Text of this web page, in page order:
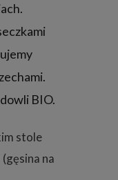
BIO.
stole
na